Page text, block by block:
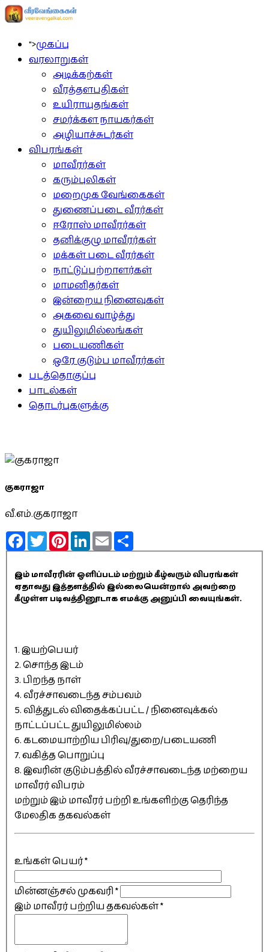
">முகப்பு
வரலாறுகள்
அடிக்கற்கள்
வீரத்தளபதிகள்
உயிராயுதங்கள்
சமர்க்கள நாயகர்கள்
அழியாச்சுடர்கள்
விபரங்கள்
மாவீரர்கள்
கரும்புலிகள்
மறைமுக வேங்கைகள்
துணைப்படை வீரர்கள்
ஈரோஸ் மாவீரர்கள்
தனிக்குழு மாவீரர்கள்
மக்கள் படை வீரர்கள்
நாட்டுப்பற்றாளர்கள்
மாமனிதர்கள்
இன்றைய நினைவுகள்
அகவை வாழ்த்து
துயிலுமில்லங்கள்
படையணிகள்
ஒரே குடும்ப மாவீரர்கள்
படத்தொகுப்பு
பாடல்கள்
தொடர்புகளுக்கு
குகராஜா
வீ.எம்.குகராஜா
FacebookTwitterPinterestLinkedInEmail
இம் மாவீரரின் ஒளிப்படம் மற்றும் கீழ்வரும் விபரங்கள்
ஏதாவது இத்தளத்தில் இல்லையென்றால் அவற்றை
கீழுள்ள படிவத்தினூடாக எமக்கு அனுப்பி வையுங்கள்.
1. இயற்பெயர்
2. சொந்த இடம்
3. பிறந்த நாள்
4. வீரச்சாவடைந்த சம்பவம்
5. வித்துடல் விதைக்கப்பட்ட / நினைவுக்கல்
நாட்டப்பட்ட துயிலுமில்லம்
6. கடமையாற்றிய பிரிவு/துறை/படையணி
7. வகித்த பொறுப்பு
8. இவரின் குடும்பத்தில் வீரச்சாவடைந்த மற்றைய
மாவீரர் விபரம்
மற்றும் இம் மாவீரர் பற்றி உங்களிற்கு தெரிந்த
மேலதிக தகவல்கள்
உங்கள் பெயர்*
மின்னஞ்சல் முகவரி*
இம் மாவீரர் பற்றிய தகவல்கள்*